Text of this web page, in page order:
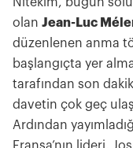
Nitekim, bugün
olan Jean-Luc
düzenlenen anma
başlangıçta yer
tarafından son
davetin çok geç
Ardından